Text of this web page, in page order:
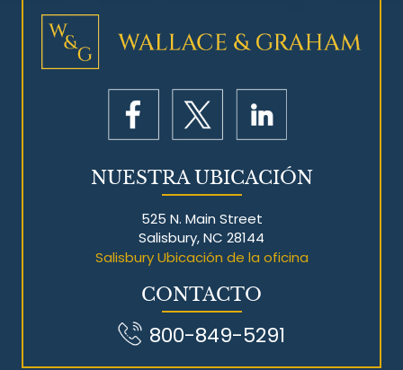
NUESTRA UBICACIÓN
525 N. Main Street
Salisbury, NC 28144
Salisbury Ubicación de la oficina
CONTACTO
800-849-5291